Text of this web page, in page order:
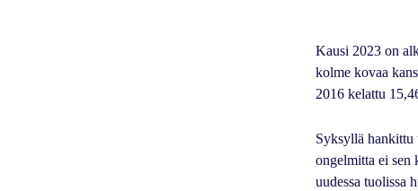
Kausi 2023 on
kolme kovaa
2016 kelattu
Syksyllä hankittu
ongelmitta ei sen
uudessa tuolissa